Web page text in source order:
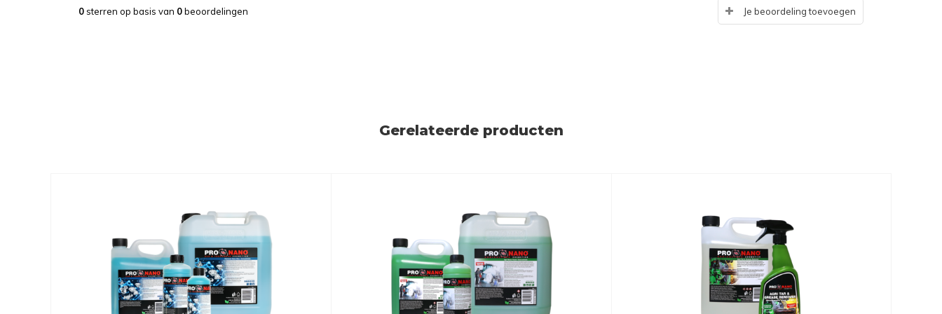
0sterren op basis van 0beoordelingen Je beoordeling toevoegen
Gerelateerde producten